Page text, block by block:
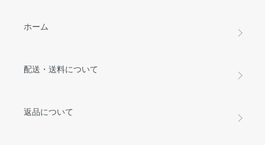
ホーム
配送・送料について
返品について